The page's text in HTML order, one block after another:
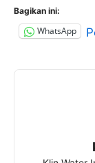
Bagikan ini:
WhatsApp